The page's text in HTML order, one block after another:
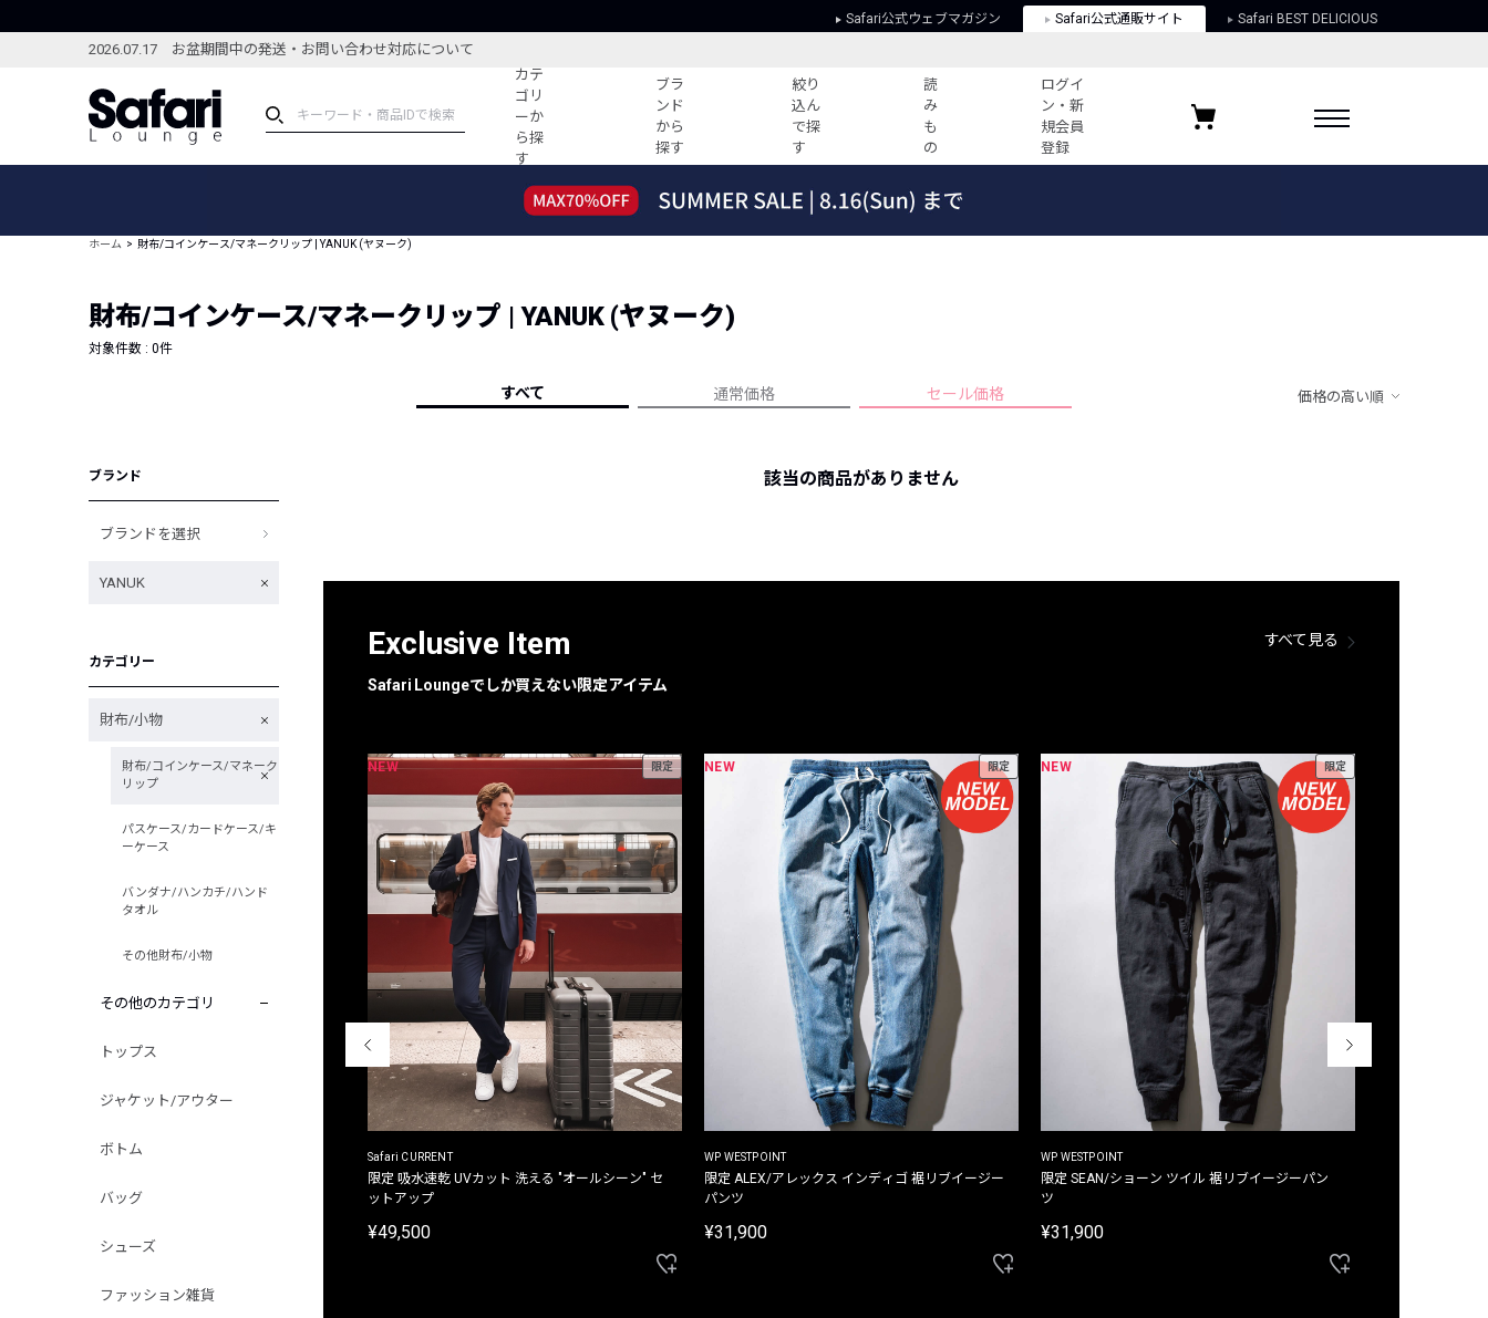
Safari公式ウェブマガジン Safari公式通販サイト Safari BEST DELICIOUS
2026.07.17 お盆期間中の発送・お問い合わせ対応について
カテ
ゴリ
ーか
ら探
す
ブラ
ンド
から
探す
絞り
込ん
で探
す
読
み
も
の
ログイ
ン・新
規会員
登録
ブランドから探す
新着アイテム
編集部のおすすめアイテム
特集記事
コーディネート
すべての記事
ーデ紹介
HOTなコーデ TOP20
人気記事ランキング
フォーカスブランド
プライバシーポリシー
お気に入りブランド
ホーム 財布/コインケース/マネークリップ | YANUK (ヤヌーク)
財布/コインケース/マネークリップ | YANUK (ヤヌーク)
対象件数 : 0件
すべて 通常価格 セール価格 価格の高い順
ブランド
ブランドを選択
YANUK
カテゴリー
財布/小物
財布/コインケース/マネーク
リップ
パスケース/カードケース/キ
ーケース
バンダナ/ハンカチ/ハンド
タオル
その他財布/小物
その他のカテゴリ
トップス
ジャケット/アウター
ボトム
バッグ
シューズ
ファッション雑貨
該当の商品がありません
Exclusive Item
Safari Loungeでしか買えない限定アイテム
すべて見る
限定 NEW 限定
Safari CURRENT
限定 吸水速乾 UVカット 洗える "オールシーン" セ
ットアップ
¥49,500
NEW 限定
WP WESTPOINT
限定 ALEX/アレックス インディゴ 裾リブイージー
パンツ
¥31,900
NEW 限定
WP WESTPOINT
限定 SEAN/ショーン ツイル 裾リブイージーパン
ツ
¥31,900